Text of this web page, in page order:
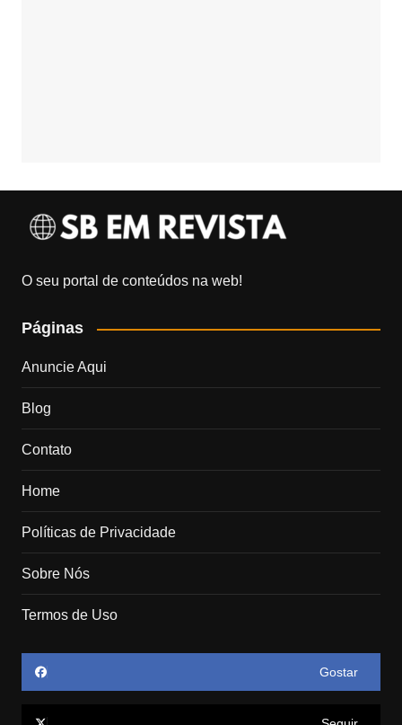
O seu portal de conteúdos na web!
Páginas
Anuncie Aqui
Blog
Contato
Home
Políticas de Privacidade
Sobre Nós
Termos de Uso
Gostar